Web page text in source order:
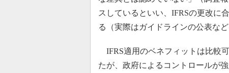
スしているといい、IFRSの更改に
る（実際はガイドラインの公表な
IFRS適用のベネフィットは比較
たが、政府によるコントロールが